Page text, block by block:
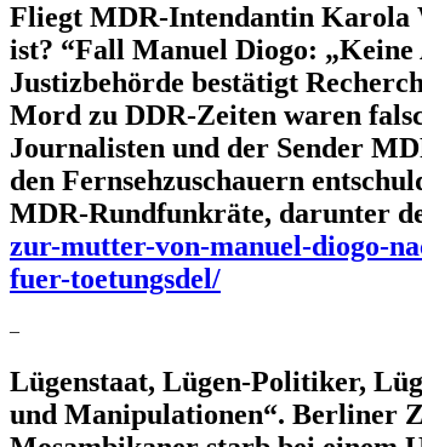
Fliegt MDR-Intendantin Karola
ist? “Fall Manuel Diogo:
Justizbehörde bestätigt
Mord zu DDR-Zeiten waren
Journalisten und der Sender
den Fernsehzuschauern
MDR-Rundfunkräte, darunter
zur-mutter-von-manuel-diogo-
fuer-toetungsdel/
–
Lügenstaat, Lügen-Politiker,
und Manipulationen“. Berliner